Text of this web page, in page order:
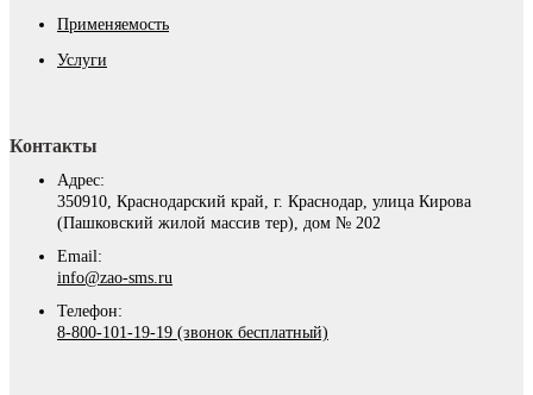
Применяемость
Услуги
Контакты
Адрес:
350910, Краснодарский край, г. Краснодар, улица Кирова
(Пашковский жилой массив тер), дом № 202
Email:
info@zao-sms.ru
Телефон:
8-800-101-19-19 (звонок бесплатный)